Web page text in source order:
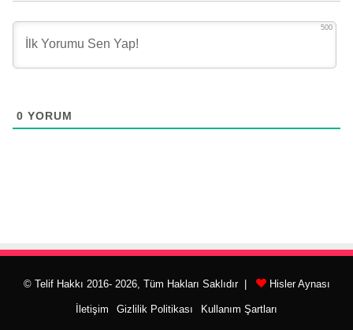
500
0 YORUM
© Telif Hakkı 2016- 2026, Tüm Hakları Saklıdır | Hisler Aynası
İletişim Gizlilik Politikası Kullanım Şartları